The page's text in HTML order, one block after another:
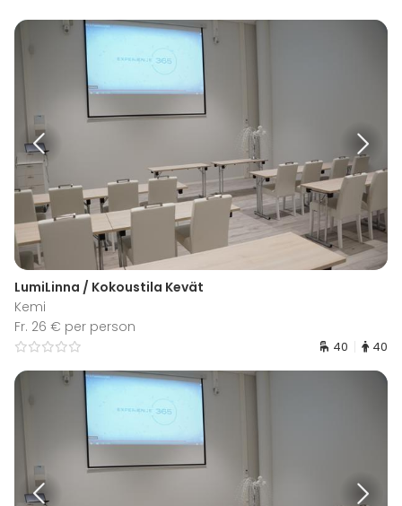
LumiLinna / Kokoustila Kevät
Kemi
Fr. 26 € per person
40 40